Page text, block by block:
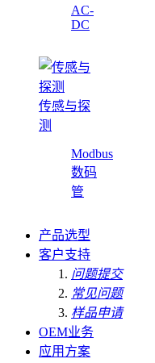
AC-
DC
传感与探
测
Modbus
数码
管
产品选型
客户支持
问题提交
常见问题
样品申请
OEM业务
应用方案